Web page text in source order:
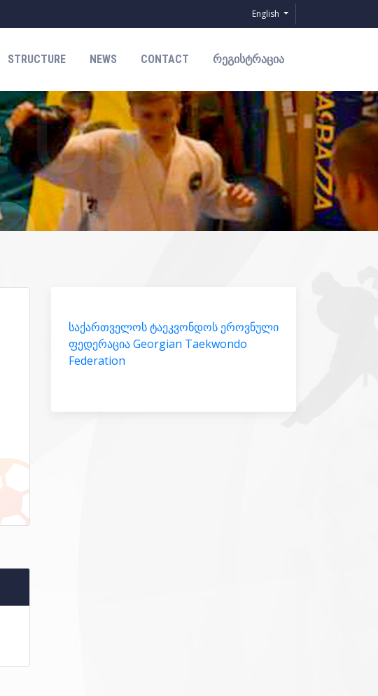
English
STRUCTURE NEWS CONTACT ᲠᲔᲒᲘᲡᲢᲠᲐᲪᲘᲐ
საქართველოს ტაეკვონდოს ეროვნული
ფედერაცია Georgian Taekwondo
Federation